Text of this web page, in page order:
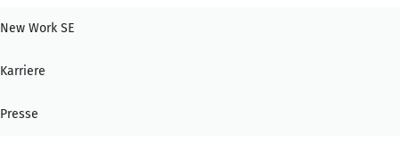
New Work SE
Karriere
Presse